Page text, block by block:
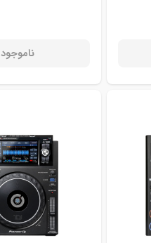
ناموجود